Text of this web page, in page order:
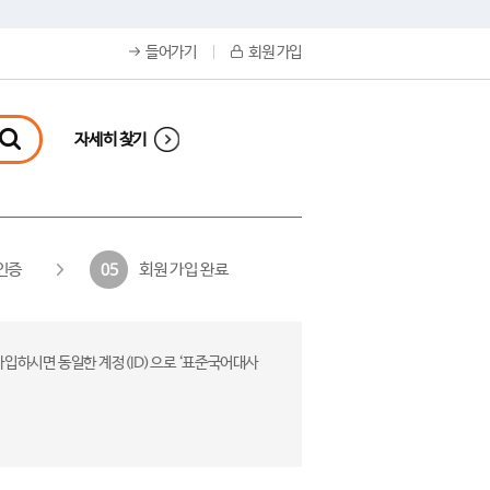
들어가기 회원 가입
자세히 찾기
증 05 회원 가입 완료
하시면 동일한 계정(ID)으로 ‘표준국어대사